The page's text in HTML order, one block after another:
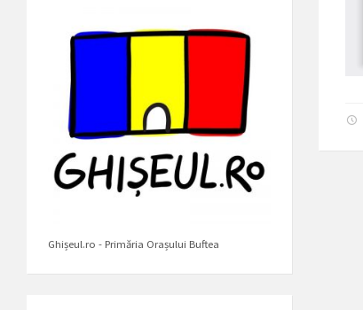
Ghișeul.ro - Primăria Orașului Buftea